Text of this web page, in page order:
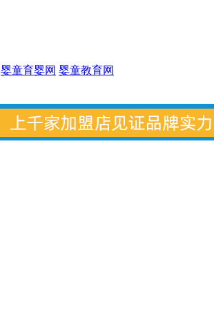
婴童育婴网 婴童教育网